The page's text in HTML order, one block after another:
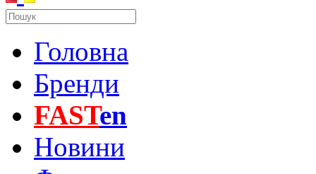
Головна
Бренди
FASTen
Новини